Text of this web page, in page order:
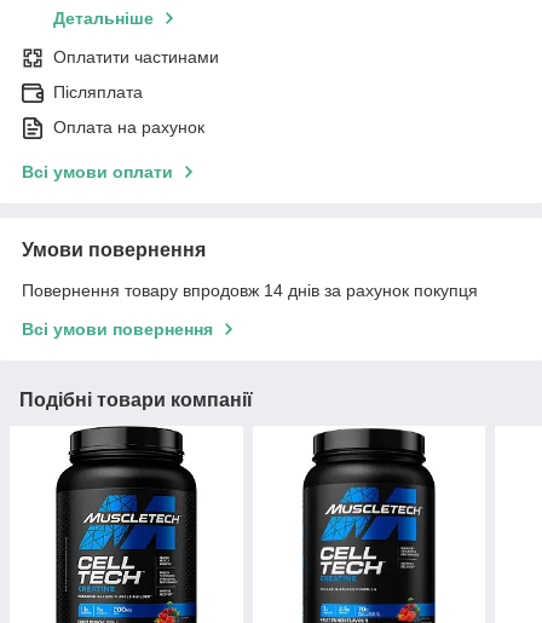
Детальніше
Оплатити частинами
Післяплата
Оплата на рахунок
Всі умови оплати
Умови повернення
Повернення товару впродовж 14 днів за рахунок покупця
Всі умови повернення
Подібні товари компанії